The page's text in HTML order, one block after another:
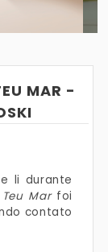
MAR -
li durante
Marfoi
contato